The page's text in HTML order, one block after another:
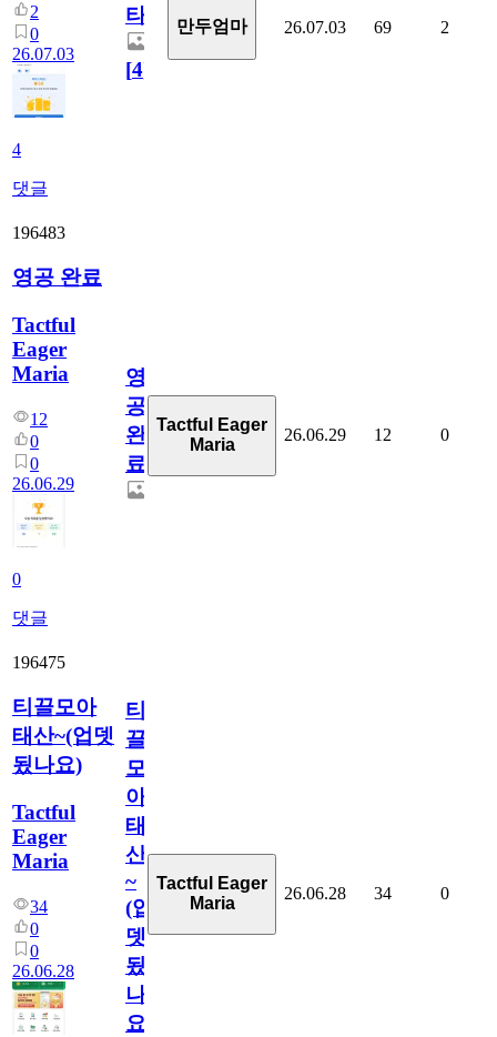
2
0
26.07.03
4
댓글
타
[4]
만두엄마 26.07.03 69 2
196483
영공 완료
Tactful
Eager
Maria
12
0
0
26.06.29
0
댓글
영
공
완
료
Tactful Eager
Maria
26.06.29 12 0
196475
티끌모아
태산~(업뎃
됬나요)
Tactful
Eager
Maria
34
0
0
26.06.28
티
끌
모
아
태
산
~
(업
뎃
됬
나
요)
Tactful Eager
Maria
26.06.28 34 0